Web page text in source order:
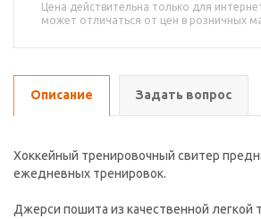
Цена действительна только для
может отличаться от цен в розничных
Описание Задать вопрос
Хоккейный тренировочный свитер
ежедневных тренировок.
Джерси пошита из качественной легкой